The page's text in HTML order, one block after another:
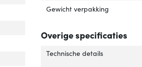
Gewicht verpakking
Overige specificaties
Technische details